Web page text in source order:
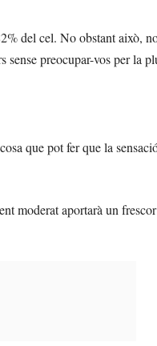
del cel. No obstant això,
sense preocupar-vos per la
que pot fer que la
moderat aportarà un